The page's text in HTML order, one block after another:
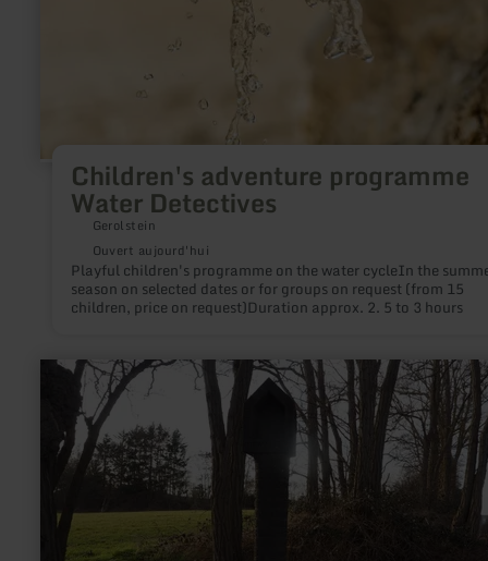
Children's adventure programme
Water Detectives
Gerolstein
Ouvert aujourd'hui
Playful children's programme on the water cycleIn the
season on selected dates or for groups on request (from 15
children, price on request)Duration approx. 2. 5 to 3 hours
savoir
Golokreuz